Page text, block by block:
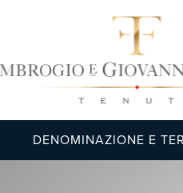
DENOMINAZIONE E